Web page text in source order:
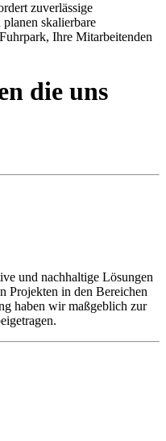
zuverlässige
skalierbare
Ihre Mitarbeitenden
die uns
und nachhaltige Lösungen
Projekten in den Bereichen
haben wir maßgeblich zur